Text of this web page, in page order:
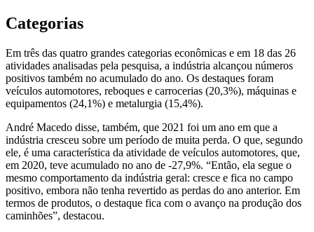
Categorias
Em três das quatro grandes categorias econômicas e em 18 das 26
atividades analisadas pela pesquisa, a indústria alcançou números
positivos também no acumulado do ano. Os destaques foram
veículos automotores, reboques e carrocerias (20,3%), máquinas e
equipamentos (24,1%) e metalurgia (15,4%).
André Macedo disse, também, que 2021 foi um ano em que a
indústria cresceu sobre um período de muita perda. O que, segundo
ele, é uma característica da atividade de veículos automotores, que,
em 2020, teve acumulado no ano de -27,9%. “Então, ela segue o
mesmo comportamento da indústria geral: cresce e fica no campo
positivo, embora não tenha revertido as perdas do ano anterior. Em
termos de produtos, o destaque fica com o avanço na produção dos
caminhões”, destacou.